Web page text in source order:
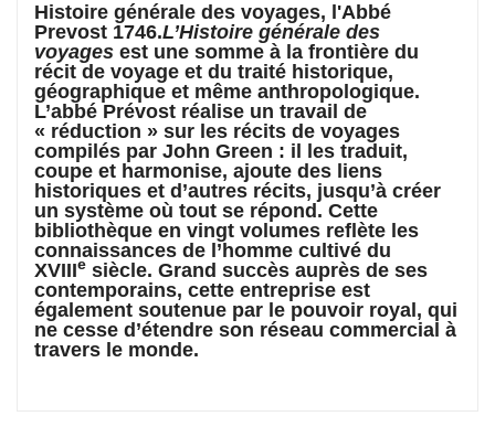
Histoire générale des voyages, l'Abbé
Prevost 1746.L’Histoire générale des
voyages est une somme à la frontière du
récit de voyage et du traité historique,
géographique et même anthropologique.
L’abbé Prévost réalise un travail de
« réduction » sur les récits de voyages
compilés par John Green : il les traduit,
coupe et harmonise, ajoute des liens
historiques et d’autres récits, jusqu’à créer
un système où tout se répond. Cette
bibliothèque en vingt volumes reflète les
connaissances de l’homme cultivé du
XVIIIe siècle. Grand succès auprès de ses
contemporains, cette entreprise est
également soutenue par le pouvoir royal, qui
ne cesse d’étendre son réseau commercial à
travers le monde.